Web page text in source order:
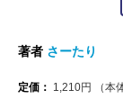
著者 さーたり
定価： 1,210円 （本